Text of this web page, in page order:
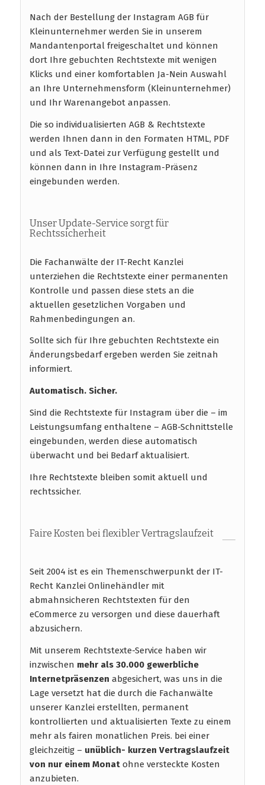
Nach der Bestellung der Instagram AGB für
Kleinunternehmer werden Sie in unserem
Mandantenportal freigeschaltet und können
dort Ihre gebuchten Rechtstexte mit wenigen
Klicks und einer komfortablen Ja-Nein Auswahl
an Ihre Unternehmensform (Kleinunternehmer)
und Ihr Warenangebot anpassen.
Die so individualisierten AGB & Rechtstexte
werden Ihnen dann in den Formaten HTML, PDF
und als Text-Datei zur Verfügung gestellt und
können dann in Ihre Instagram-Präsenz
eingebunden werden.
Unser Update-Service sorgt für
Rechtssicherheit
Die Fachanwälte der IT-Recht Kanzlei
unterziehen die Rechtstexte einer permanenten
Kontrolle und passen diese stets an die
aktuellen gesetzlichen Vorgaben und
Rahmenbedingungen an.
Sollte sich für Ihre gebuchten Rechtstexte ein
Änderungsbedarf ergeben werden Sie zeitnah
informiert.
Automatisch. Sicher.
Sind die Rechtstexte für Instagram über die – im
Leistungsumfang enthaltene – AGB-Schnittstelle
eingebunden, werden diese automatisch
überwacht und bei Bedarf aktualisiert.
Ihre Rechtstexte bleiben somit aktuell und
rechtssicher.
Faire Kosten bei flexibler Vertragslaufzeit
Seit 2004 ist es ein Themenschwerpunkt der IT-
Recht Kanzlei Onlinehändler mit
abmahnsicheren Rechtstexten für den
eCommerce zu versorgen und diese dauerhaft
abzusichern.
Mit unserem Rechtstexte-Service haben wir
inzwischen mehr als 30.000 gewerbliche
Internetpräsenzen abgesichert, was uns in die
Lage versetzt hat die durch die Fachanwälte
unserer Kanzlei erstellten, permanent
kontrollierten und aktualisierten Texte zu einem
mehr als fairen monatlichen Preis. bei einer
gleichzeitig – unüblich- kurzen Vertragslaufzeit
von nur einem Monat ohne versteckte Kosten
anzubieten.